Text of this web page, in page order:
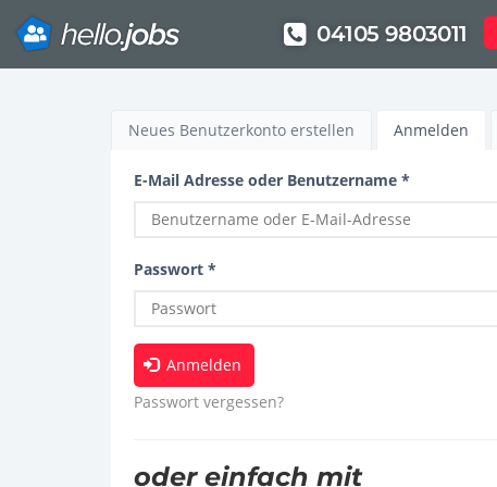
04105 9803011
Haupt-
Reiter
Neues Benutzerkonto erstellen Anmelden
E-Mail Adresse oder Benutzername *
Passwort *
Anmelden
Passwort vergessen?
oder einfach mit